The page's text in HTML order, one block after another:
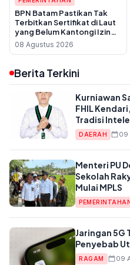
BPN Batam Pastikan Tak
Terbitkan Sertifikat di Laut
yang Belum Kantongi Izin
Reklamasi
08 Agustus 2026
Berita Terkini
Kurniawan
FHIL
Tradisi
DAERAH 09
Menteri PU
Sekolah
Mulai MPLS
Jaringan 5G
Penyebab
RAGAM 09